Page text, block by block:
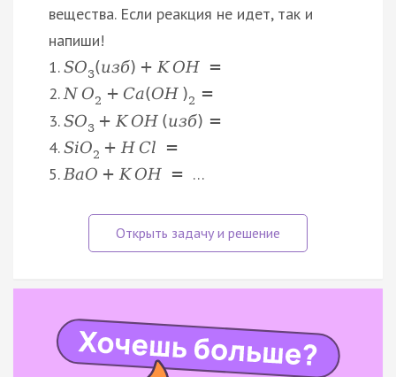
вещества. Если реакция не идет, так и
напиши!
1.SO3(изб) + K OH =
2.N O2 + Ca(OH )2 =
3.SO3 + K OH (изб) =
4.SiO2 + H Cl =
5.BaO + K OH = …